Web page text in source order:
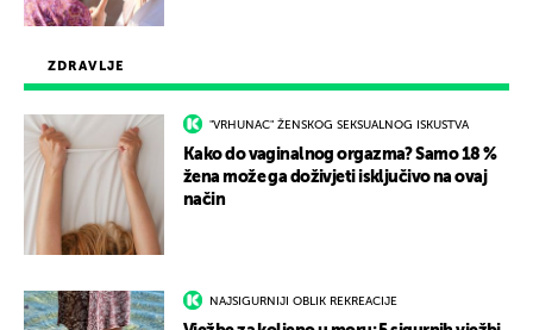
ZDRAVLJE
"VRHUNAC" ŽENSKOG SEKSUALNOG ISKUSTVA
Kako do vaginalnog orgazma? Samo 18 %
žena može ga doživjeti isključivo na ovaj
način
NAJSIGURNIJI OBLIK REKREACIJE